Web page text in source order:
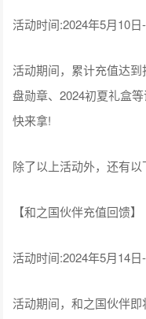
活动时间:2024年5月10日
活动期间，累计充值达
盘勋章、2024初夏礼盒
快来拿!
除了以上活动外，还有以
【和之国伙伴充值回馈】
活动时间:2024年5月14日
活动期间，和之国伙伴